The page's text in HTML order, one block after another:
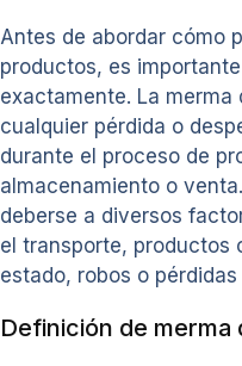
Antes de abordar cómo
productos, es
exactamente. La
cualquier pérdida o
durante el proceso de
almacenamiento o
deberse a diversos
el transporte, productos
estado, robos o
Definición de